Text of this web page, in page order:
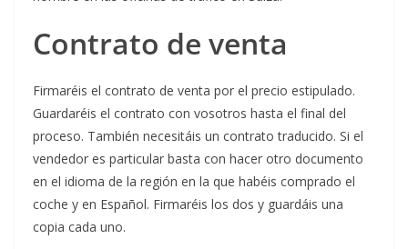
Contrato de venta
Firmaréis el contrato de venta por el precio estipulado.
Guardaréis el contrato con vosotros hasta el final del
proceso. También necesitáis un contrato traducido. Si el
vendedor es particular basta con hacer otro documento
en el idioma de la región en la que habéis comprado el
coche y en Español. Firmaréis los dos y guardáis una
copia cada uno.